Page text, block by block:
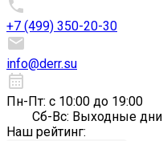

+7 (499) 350-20-30

info@derr.su
calendar_month
Пн-Пт: с 10:00 до 19:00
Сб-Вс: Выходные дни
Наш рейтинг: